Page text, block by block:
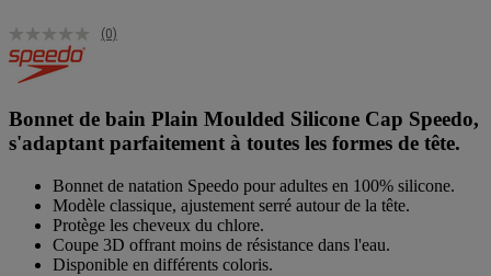
(0)
Bonnet de bain Plain Moulded Silicone Cap Speedo,
s'adaptant parfaitement à toutes les formes de tête.
Bonnet de natation Speedo pour adultes en 100% silicone.
Modèle classique, ajustement serré autour de la tête.
Protège les cheveux du chlore.
Coupe 3D offrant moins de résistance dans l'eau.
Disponible en différents coloris.